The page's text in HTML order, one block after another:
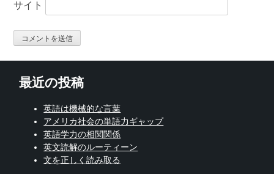
サイト
最近の投稿
英語は機械的な言葉
アメリカ社会の単語力ギャップ
英語学力の相関関係
英文読解のルーティーン
文を正しく読み取る